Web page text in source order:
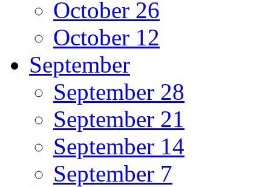
October 26
October 12
September
September 28
September 21
September 14
September 7